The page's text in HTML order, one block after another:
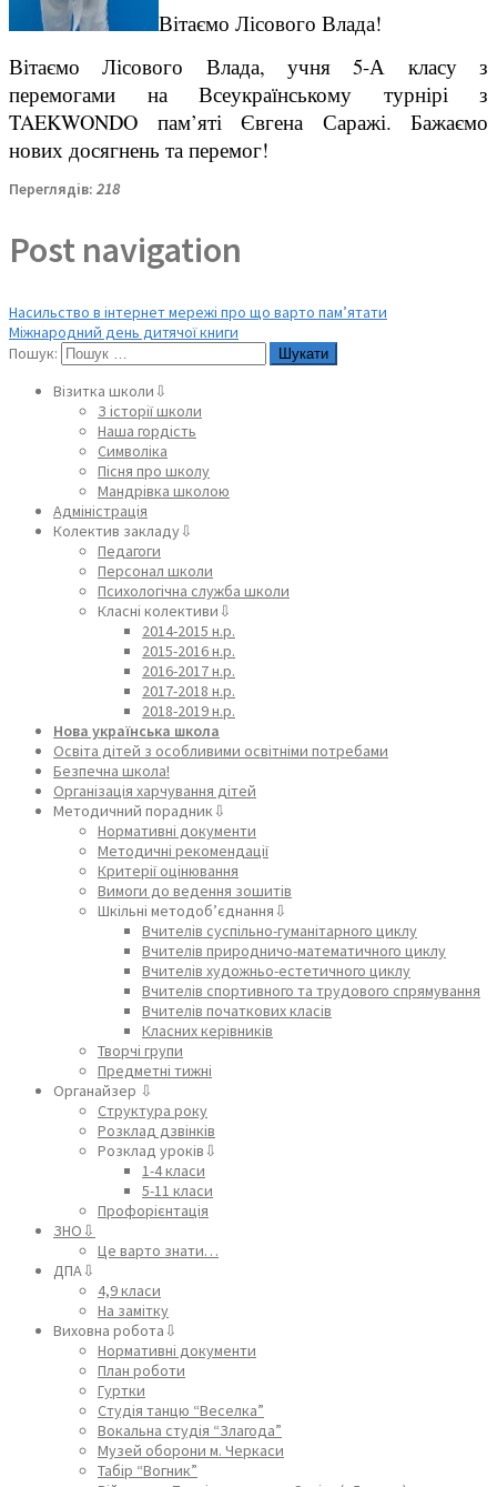
Вітаємо Лісового Влада!
Вітаємо Лісового Влада, учня 5-А класу з
перемогами на Всеукраїнському турнірі з
TAEKWONDO пам’яті Євгена Саражі. Бажаємо
нових досягнень та перемог!
Переглядів: 218
Post navigation
Насильство в інтернет мережі про що варто пам’ятати
Міжнародний день дитячої книги
Пошук:
Візитка школи⇩
З історії школи
Наша гордість
Символіка
Пісня про школу
Мандрівка школою
Адміністрація
Колектив закладу⇩
Педагоги
Персонал школи
Психологічна служба школи
Класні колективи⇩
2014-2015 н.р.
2015-2016 н.р.
2016-2017 н.р.
2017-2018 н.р.
2018-2019 н.р.
Нова українська школа
Освіта дітей з особливими освітніми потребами
Безпечна школа!
Організація харчування дітей
Методичний порадник⇩
Нормативні документи
Методичні рекомендації
Критерії оцінювання
Вимоги до ведення зошитів
Шкільні методоб’єднання⇩
Вчителів суспільно-гуманітарного циклу
Вчителів природничо-математичного циклу
Вчителів художньо-естетичного циклу
Вчителів спортивного та трудового спрямування
Вчителів початкових класів
Класних керівників
Творчі групи
Предметні тижні
Органайзер ⇩
Структура року
Розклад дзвінків
Розклад уроків⇩
1-4 класи
5-11 класи
Профорієнтація
ЗНО⇩
Це варто знати…
ДПА⇩
4,9 класи
На замітку
Виховна робота⇩
Нормативні документи
План роботи
Гуртки
Студія танцю “Веселка”
Вокальна студія “Злагода”
Музей оборони м. Черкаси
Табір “Вогник”